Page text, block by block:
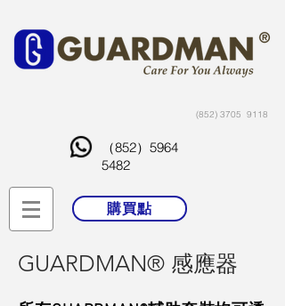
(852) 3705 9118
（852）5964
5482
購買點
GUARDMAN® 感應器